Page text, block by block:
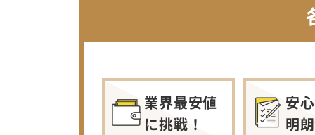
業界最安値
に挑戦！
安
明